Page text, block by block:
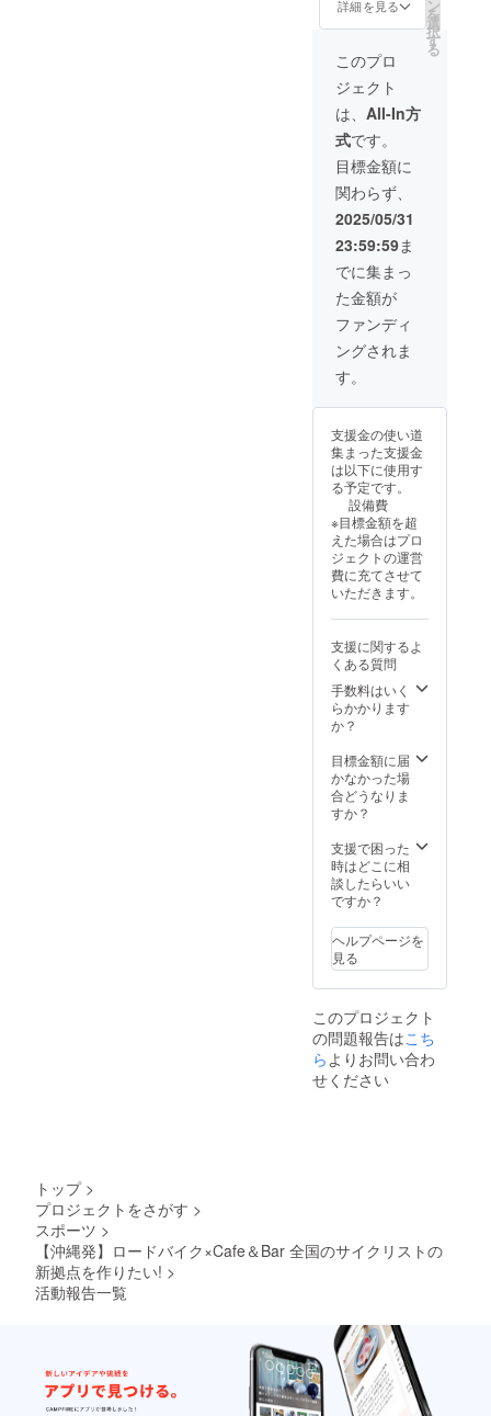
方のみ
イン対
応不可)
・対象
年齢：
小学3年
生～中
学３年
生 ・実
施概
要：平
日室内
トレー
ニング
週2回
休日実
走ト
レーニ
ング週1
時間
日18:00
～
19:00(
当施設
でロー
ラー練
習、定
休日を
除く)
休日
(土、
日)08:0
0～
10:00(
レーニ
ング) ・
有効期
限：
1月以降
の利用
開始日
から
提供方
法：ク
ラウド
ファン
グ終了
後、
メール
にて詳
細をお
よろし
くお願
を貸し
ンテナ
ンス込
み)いた
しま
す。
「初め
てロー
ドバイ
クに乗
る」
「将来
ロード
バイク
選手に
なりた
い」
「子ど
もの成
本格的
ドバイ
クは用
意が難
しい」
など ・
沖縄在
住の
方、当
施設に
通える
方のみ
イン対
応不可)
・対象
年齢：
小学3年
学３年
生 ・実
施概
要：平
トレー
ニング
週2回
休日実
レーニ
ング週1
回 ・利
用可能
帯：平
日18:00
～
19:00(
当施設
休日
(土、
実走ト
レーニ
ング) ・
有効期
限：
詳細を見る ン
を
選
択
す
る
このプロ
ジェクト
は、 All-In方
式です。
目標金額に
関わらず、
2025/05/31
23:59:59ま
でに集まっ
た金額が
ファンディ
ングされま
す。
支援金の使い道
集まった支援金
は以下に使用す
る予定です。
設備費
※目標金額を超
えた場合はプロ
ジェクトの運営
費に充てさせて
いただきます。
支援に関するよ
くある質問
手数料はいく
らかかります
か？
目標金額に届
かなかった場
合どうなりま
すか？
支援で困った
時はどこに相
談したらいい
ですか？
ヘルプページを
見る
このプロジェクト
の問題報告はこち
らよりお問い合わ
せください
トップ >
プロジェクトをさがす >
スポーツ >
【沖縄発】ロードバイク×Cafe＆Bar 全国のサイクリストの
新拠点を作りたい! >
活動報告一覧